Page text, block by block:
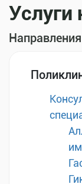
Услуги